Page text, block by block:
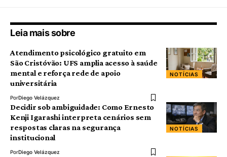
Leia mais sobre
NOTÍCIAS
Atendimento psicológico gratuito em
São Cristóvão: UFS amplia acesso à saúde
mental e reforça rede de apoio
universitária
PorDiego Velázquez
NOTÍCIAS
Decidir sob ambiguidade: Como Ernesto
Kenji Igarashi interpreta cenários sem
respostas claras na segurança
institucional
PorDiego Velázquez